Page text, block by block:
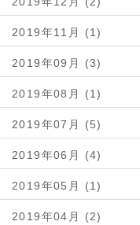
2019年11月 (1)
2019年09月 (3)
2019年08月 (1)
2019年07月 (5)
2019年06月 (4)
2019年05月 (1)
2019年04月 (2)